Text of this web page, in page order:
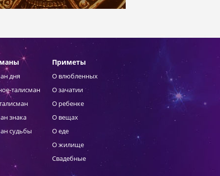
дня
талисман
знака
судьбы
Приметы
О влюбленных
О зачатии
О ребенке
О вещах
О еде
О жилище
Свадебные